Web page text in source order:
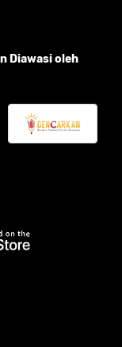
Diawasi oleh